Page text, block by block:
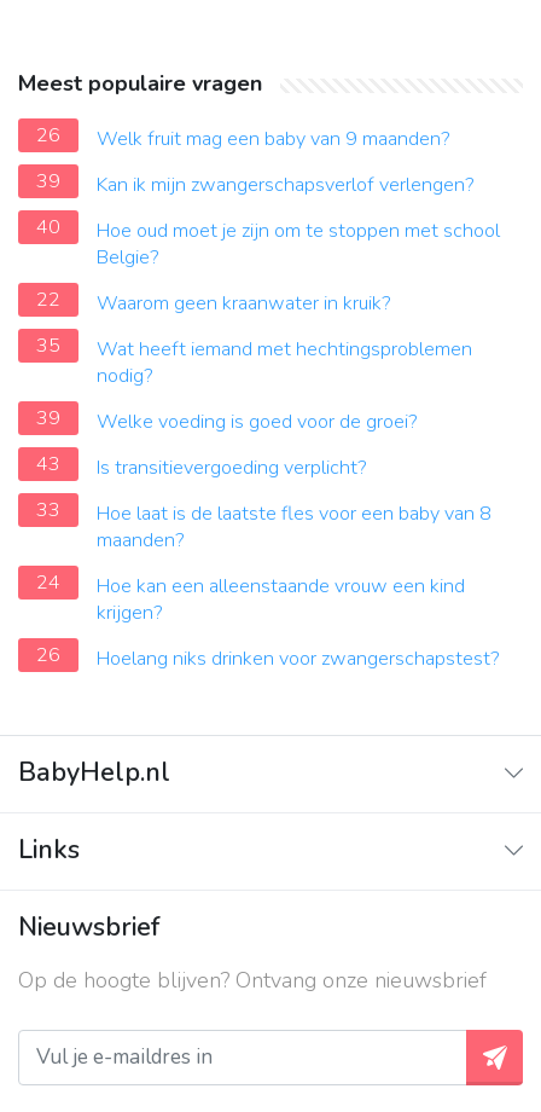
Meest populaire vragen
26
Welk fruit mag een baby van 9 maanden?
39
Kan ik mijn zwangerschapsverlof verlengen?
40
Hoe oud moet je zijn om te stoppen met school
Belgie?
22
Waarom geen kraanwater in kruik?
35
Wat heeft iemand met hechtingsproblemen
nodig?
39
Welke voeding is goed voor de groei?
43
Is transitievergoeding verplicht?
33
Hoe laat is de laatste fles voor een baby van 8
maanden?
24
Hoe kan een alleenstaande vrouw een kind
krijgen?
26
Hoelang niks drinken voor zwangerschapstest?
BabyHelp.nl
Vraag & Antwoord
Links
Contact
Over ons
Privacy beleid
Nieuwsbrief
Op de hoogte blijven? Ontvang onze nieuwsbrief